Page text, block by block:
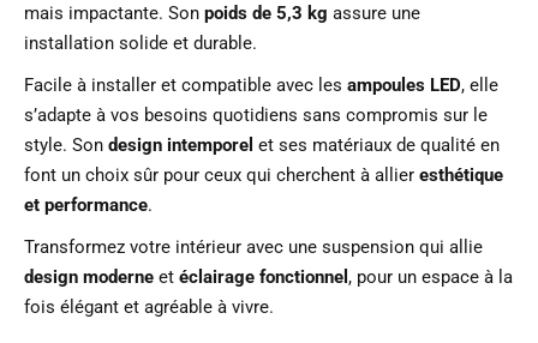
mais impactante. Son poids de 5,3 kg assure une
installation solide et durable.
Facile à installer et compatible avec les ampoules LED, elle
s’adapte à vos besoins quotidiens sans compromis sur le
style. Son design intemporel et ses matériaux de qualité en
font un choix sûr pour ceux qui cherchent à allier esthétique
et performance.
Transformez votre intérieur avec une suspension qui allie
design moderne et éclairage fonctionnel , pour un espace à la
fois élégant et agréable à vivre.